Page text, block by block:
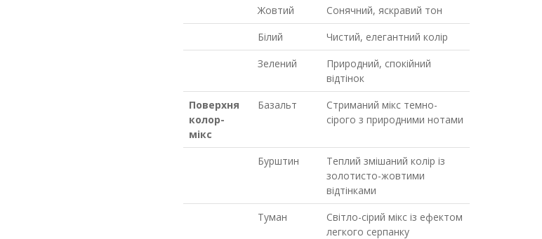
Жовтий
Сонячний, яскравий тон
Білий
Чистий, елегантний колір
Зелений
Природний, спокійний
відтінок
Поверхня
колор-
мікс
Базальт
Стриманий мікс темно-
сірого з природними нотами
Бурштин
Теплий змішаний колір із
золотисто-жовтими
відтінками
Туман
Світло-сірий мікс із ефектом
легкого серпанку